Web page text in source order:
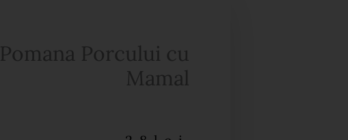
Pomana Porcului cu
Mamal